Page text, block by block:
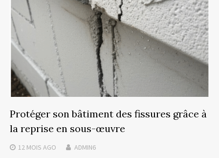
Protéger son bâtiment des fissures grâce à
la reprise en sous-œuvre
12 MOIS AGO ADMIN6